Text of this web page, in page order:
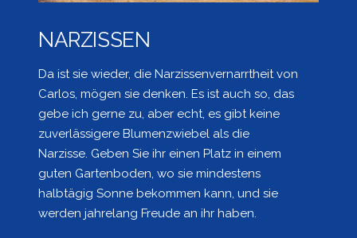
NARZISSEN
Da ist sie wieder, die Narzissenvernarrtheit von
Carlos, mögen sie denken. Es ist auch so, das
gebe ich gerne zu, aber echt, es gibt keine
zuverlässigere Blumenzwiebel als die
Narzisse. Geben Sie ihr einen Platz in einem
guten Gartenboden, wo sie mindestens
halbtägig Sonne bekommen kann, und sie
werden jahrelang Freude an ihr haben.